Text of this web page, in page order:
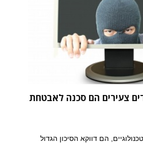
צעירים הם סכנה לאבטחת
הם דווקא הסיכון הגדול